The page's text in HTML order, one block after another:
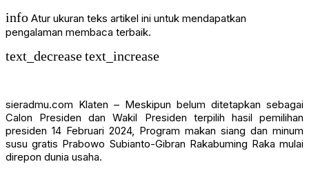
info Atur ukuran teks artikel ini untuk mendapatkan
pengalaman membaca terbaik.
text_decreasetext_increase
sieradmu.com Klaten – Meskipun belum ditetapkan sebagai
Calon Presiden dan Wakil Presiden terpilih hasil pemilihan
presiden 14 Februari 2024, Program makan siang dan minum
susu gratis Prabowo Subianto-Gibran Rakabuming Raka mulai
direpon dunia usaha.